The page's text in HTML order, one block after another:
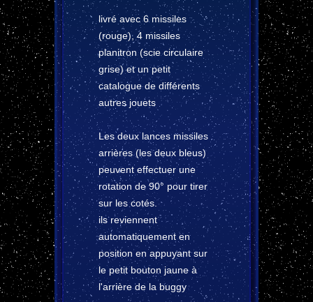
livré avec 6 missiles
(rouge), 4 missiles
planitron (scie circulaire
grise) et un petit
catalogue de différents
autres jouets
Les deux lances missiles
arrières (les deux bleus)
peuvent effectuer une
rotation de 90° pour tirer
sur les cotés.
ils reviennent
automatiquement en
position en appuyant sur
le petit bouton jaune à
l'arrière de la buggy